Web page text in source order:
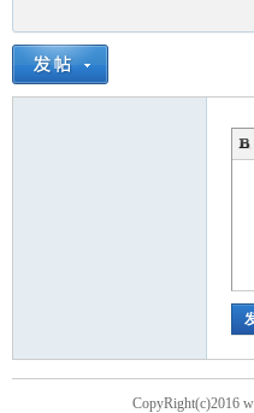
CopyRight(c)2016